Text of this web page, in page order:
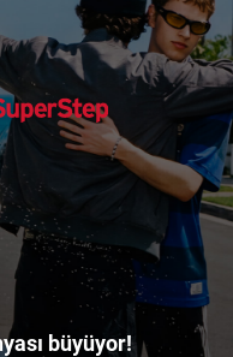
büyüyor!